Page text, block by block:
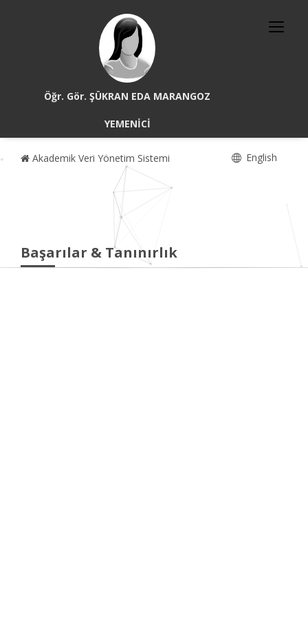
Öğr. Gör. ŞÜKRAN EDA MARANGOZ
YEMENİCİ
Akademik Veri Yönetim Sistemi English
Başarılar & Tanınırlık